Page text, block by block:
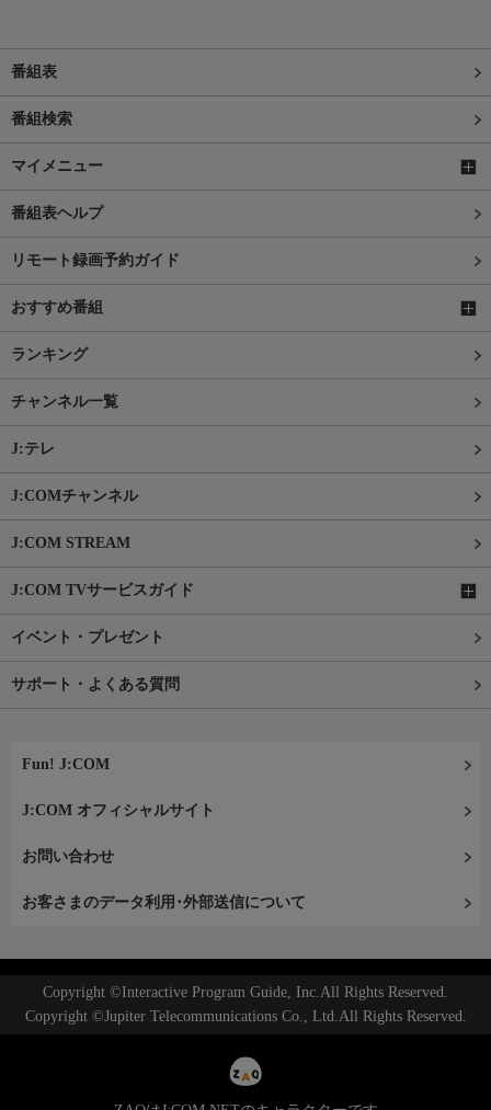
番組表
番組検索
マイメニュー
番組表ヘルプ
リモート録画予約ガイド
おすすめ番組
ランキング
チャンネル一覧
J:テレ
J:COMチャンネル
J:COM STREAM
J:COM TVサービスガイド
イベント・プレゼント
サポート・よくある質問
Fun! J:COM
J:COM オフィシャルサイト
お問い合わせ
お客さまのデータ利用･外部送信について
Copyright ©Interactive Program Guide, Inc.All Rights Reserved.
Copyright ©Jupiter Telecommunications Co., Ltd.All Rights Reserved.